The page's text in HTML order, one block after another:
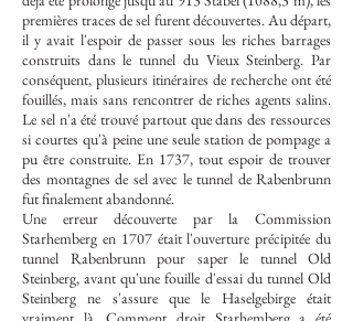
premières traces de sel furent découvertes. Au départ,
il y avait l'espoir de passer sous les riches barrages
construits dans le tunnel du Vieux Steinberg. Par
conséquent, plusieurs itinéraires de recherche ont été
fouillés, mais sans rencontrer de riches agents salins.
Le sel n'a été trouvé partout que dans des ressources
si courtes qu'à peine une seule station de pompage a
pu être construite. En 1737, tout espoir de trouver
des montagnes de sel avec le tunnel de Rabenbrunn
fut finalement abandonné.
Une erreur découverte par la Commission
Starhemberg en 1707 était l'ouverture précipitée du
tunnel Rabenbrunn pour saper le tunnel Old
Steinberg, avant qu'une fouille d'essai du tunnel Old
Steinberg ne s'assure que le Haselgebirge était